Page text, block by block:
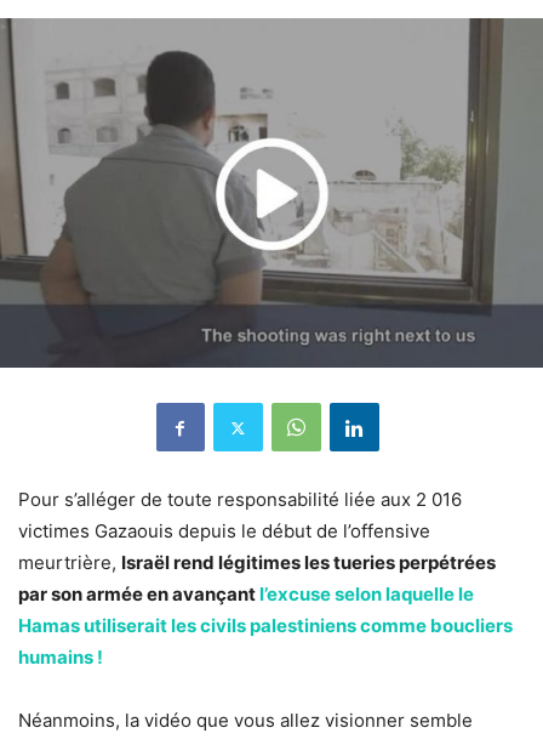
Pour s’alléger de toute responsabilité liée aux 2 016
victimes Gazaouis depuis le début de l’offensive
meurtrière, Israël rend légitimes les tueries perpétrées
par son armée en avançantl’excuse selon laquelle le
Hamas utiliserait les civils palestiniens comme boucliers
humains !
Néanmoins, la vidéo que vous allez visionner semble